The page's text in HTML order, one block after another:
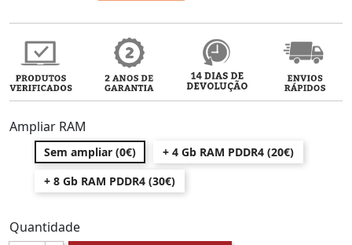
Ampliar RAM
Sem ampliar (0€)
+ 4 Gb RAM PDDR4 (20€)
+ 8 Gb RAM PDDR4 (30€)
Quantidade